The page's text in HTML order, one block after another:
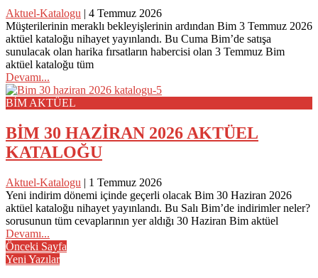
Aktuel-Katalogu | 4 Temmuz 2026
Müşterilerinin meraklı bekleyişlerinin ardından Bim 3 Temmuz 2026
aktüel kataloğu nihayet yayınlandı. Bu Cuma Bim’de satışa
sunulacak olan harika fırsatların habercisi olan 3 Temmuz Bim
aktüel kataloğu tüm
Devamı...
BİM AKTÜEL
BİM 30 HAZİRAN 2026 AKTÜEL
KATALOĞU
Aktuel-Katalogu | 1 Temmuz 2026
Yeni indirim dönemi içinde geçerli olacak Bim 30 Haziran 2026
aktüel kataloğu nihayet yayınlandı. Bu Salı Bim’de indirimler neler?
sorusunun tüm cevaplarının yer aldığı 30 Haziran Bim aktüel
Devamı...
Posts
navigation
Önceki Sayfa
Yeni Yazılar